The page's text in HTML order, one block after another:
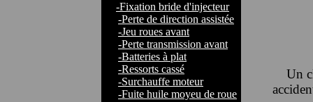
-Fixation bride d'injecteur
-Perte de direction assistée
-Jeu roues avant
-Perte transmission avant
-Batteries à plat
-Ressorts cassé
-Surchauffe moteur
-Fuite huile moyeu de roue
Un